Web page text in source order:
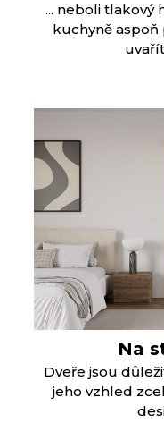
... neboli tlakový
kuchyně
Na
Dveře jsou
jeho vzhled